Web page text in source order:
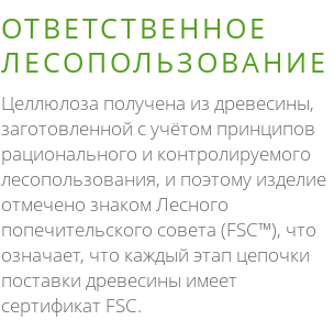
ОТВЕТСТВЕННОЕ
ЛЕСОПОЛЬЗОВАНИЕ
Целлюлоза получена из древесины,
заготовленной с учётом принципов
рационального и контролируемого
лесопользования, и поэтому изделие
отмечено знаком Лесного
попечительского совета (FSC™), что
означает, что каждый этап цепочки
поставки древесины имеет
сертификат FSC.